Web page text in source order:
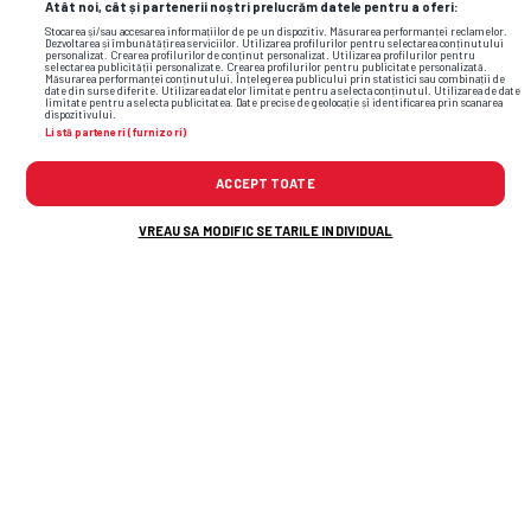
Atât noi, cât și partenerii noștri prelucrăm datele pentru a oferi:
Stocarea și/sau accesarea informațiilor de pe un dispozitiv. Măsurarea performanței reclamelor.
Dezvoltarea și îmbunătățirea serviciilor. Utilizarea profilurilor pentru selectarea conținutului
personalizat. Crearea profilurilor de conținut personalizat. Utilizarea profilurilor pentru
selectarea publicității personalizate. Crearea profilurilor pentru publicitate personalizată.
Măsurarea performanței conținutului. Înțelegerea publicului prin statistici sau combinații de
date din surse diferite. Utilizarea datelor limitate pentru a selecta conținutul. Utilizarea de date
limitate pentru a selecta publicitatea. Date precise de geolocație și identificarea prin scanarea
dispozitivului.
Listă parteneri (furnizori)
ACCEPT TOATE
VREAU SA MODIFIC SETARILE INDIVIDUAL